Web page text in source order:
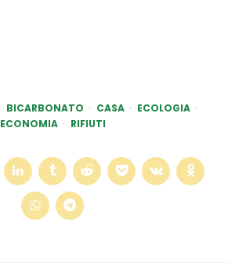
BICARBONATO CASA
ECOLOGIA
ECONOMIA
RIFIUTI